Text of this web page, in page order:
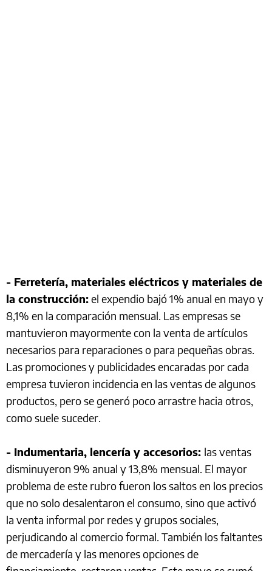
- Ferretería, materiales eléctricos y materiales de
la construcción:el expendio bajó 1% anual en mayo y
8,1% en la comparación mensual. Las empresas se
mantuvieron mayormente con la venta de artículos
necesarios para reparaciones o para pequeñas obras.
Las promociones y publicidades encaradas por cada
empresa tuvieron incidencia en las ventas de algunos
productos, pero se generó poco arrastre hacia otros,
como suele suceder.
- Indumentaria, lencería y accesorios: las ventas
disminuyeron 9% anual y 13,8% mensual. El mayor
problema de este rubro fueron los saltos en los precios
que no solo desalentaron el consumo, sino que activó
la venta informal por redes y grupos sociales,
perjudicando al comercio formal. También los faltantes
de mercadería y las menores opciones de